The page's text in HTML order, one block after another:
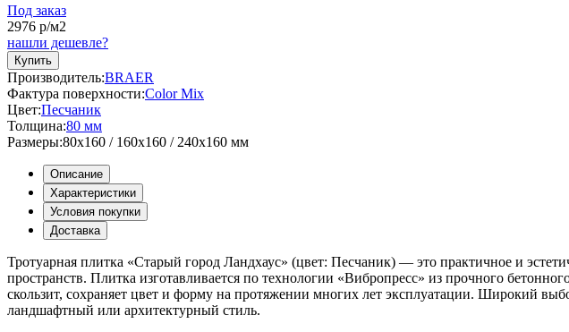
Под заказ
2976 р/м2
нашли дешевле?
Купить
Производитель:BRAER
Фактура поверхности:Color Mix
Цвет:Песчаник
Толщина:80 мм
Размеры:80x160 / 160x160 / 240x160 мм
Описание
Характеристики
Условия покупки
Доставка
Тротуарная плитка «Старый город Ландхаус» (цвет: Песчаник) — это практичное и
пространств. Плитка изготавливается по технологии «Вибропресс» из прочного
скользит, сохраняет цвет и форму на протяжении многих лет эксплуатации. Широкий
ландшафтный или архитектурный стиль.